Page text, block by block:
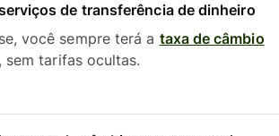
de transferência de dinheiro
você sempre terá a taxa de câmbio
sem tarifas ocultas.